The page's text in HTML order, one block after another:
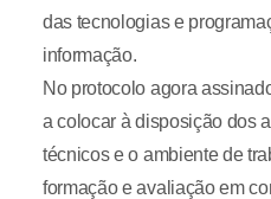
das tecnologias e
informação.
No protocolo agora
a colocar à disposição dos
técnicos e o ambiente de
formação e avaliação em